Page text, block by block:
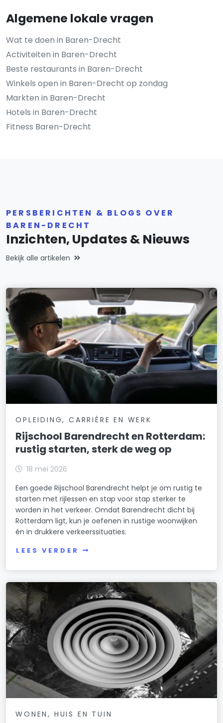
Algemene lokale vragen
Wat te doen in Baren-Drecht
Activiteiten in Baren-Drecht
Beste restaurants in Baren-Drecht
Winkels open in Baren-Drecht op zondag
Markten in Baren-Drecht
Hotels in Baren-Drecht
Fitness Baren-Drecht
PERSBERICHTEN & BLOGS OVER
BAREN-DRECHT
Inzichten, Updates & Nieuws
Bekijk alle artikelen
OPLEIDING, CARRIÈRE EN WERK
Rijschool Barendrecht en Rotterdam:
rustig starten, sterk de weg op
18 mei 2026
Een goede Rijschool Barendrecht helpt je om rustig te
starten met rijlessen en stap voor stap sterker te
worden in het verkeer. Omdat Barendrecht dicht bij
Rotterdam ligt, kun je oefenen in rustige woonwijken
én in drukkere verkeerssituaties.
LEES VERDER
WONEN, HUIS EN TUIN